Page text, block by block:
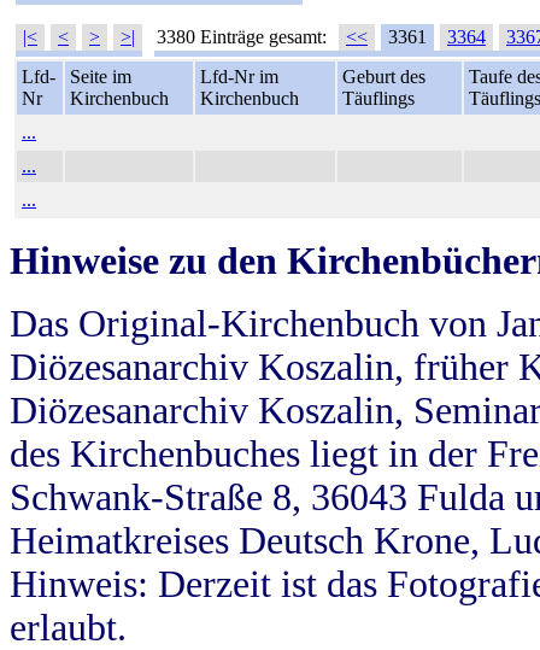
|< < > >| 3380 Einträge gesamt: << 3361 3364
Lfd-
Nr
Seite im
Kirchenbuch
Lfd-Nr im
Kirchenbuch
Geburt des
Täuflings
Taufe
Täuflings
...
...
...
Hinweise zu den
Das Original-Kirchenbuch von
Diözesanarchiv Koszalin, früher
Diözesanarchiv Koszalin,
des Kirchenbuches liegt in der
Schwank-Straße 8, 36043 Fulda
Heimatkreises Deutsch Krone,
Hinweis: Derzeit ist das
erlaubt.